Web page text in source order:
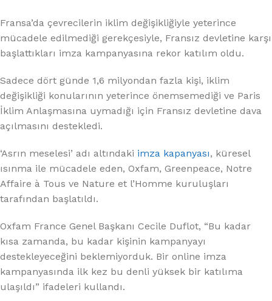
Fransa’da çevrecilerin iklim değişikliğiyle yeterince
mücadele edilmediği gerekçesiyle, Fransız devletine karşı
başlattıkları imza kampanyasına rekor katılım oldu.
Sadece dört günde 1,6 milyondan fazla kişi, iklim
değişikliği konularının yeterince önemsemediği ve Paris
İklim Anlaşmasına uymadığı için Fransız devletine dava
açılmasını destekledi.
‘Asrın meselesi’ adı altındaki imza kapanyası, küresel
ısınma ile mücadele eden, Oxfam, Greenpeace, Notre
Affaire à Tous ve Nature et l’Homme kuruluşları
tarafından başlatıldı.
Oxfam France Genel Başkanı Cecile Duflot, “Bu kadar
kısa zamanda, bu kadar kişinin kampanyayı
destekleyeceğini beklemiyorduk. Bir online imza
kampanyasında ilk kez bu denli yüksek bir katılıma
ulaşıldı” ifadeleri kullandı.